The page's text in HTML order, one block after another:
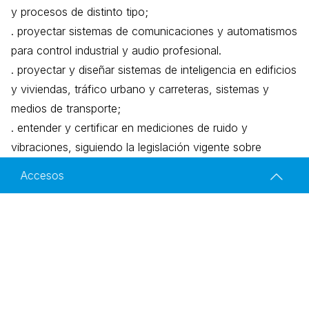
Accesos
y procesos de distinto tipo;
. proyectar sistemas de comunicaciones y automatismos
para control industrial y audio profesional.
. proyectar y diseñar sistemas de inteligencia en edificios
y viviendas, tráfico urbano y carreteras, sistemas y
medios de transporte;
. entender y certificar en mediciones de ruido y
vibraciones, siguiendo la legislación vigente sobre